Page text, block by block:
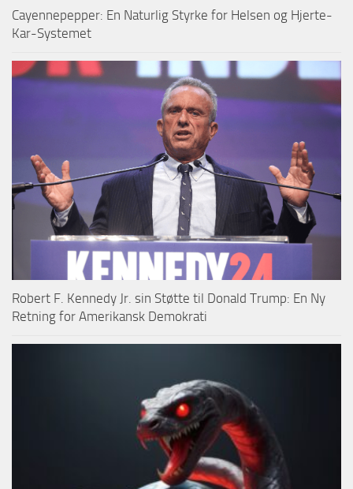
Cayennepepper: En Naturlig Styrke for Helsen og Hjerte-
Kar-Systemet
Robert F. Kennedy Jr. sin Støtte til Donald Trump: En Ny
Retning for Amerikansk Demokrati